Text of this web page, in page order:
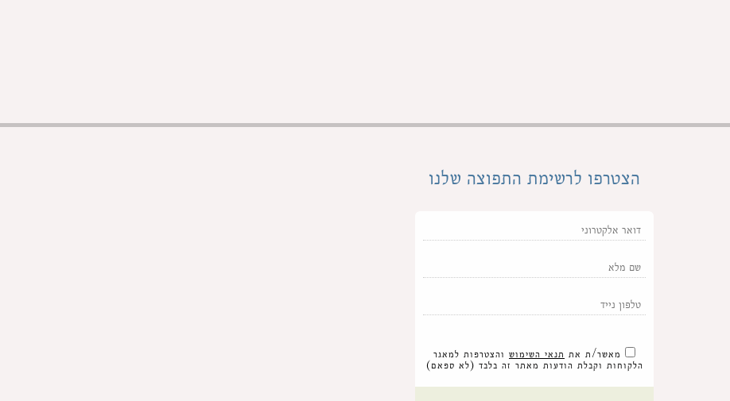
הצטרפו לרשימת התפוצה שלנו
מאשר/ת את תנאי השימוש והצטרפות למאגר
הלקוחות וקבלת הודעות מאתר זה בלבד (לא ספאם)